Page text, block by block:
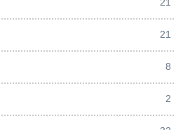
21
21
8
2